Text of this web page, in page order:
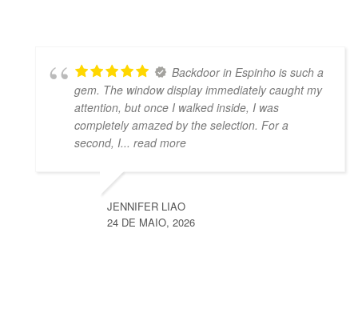
Backdoor in Espinho is such a
gem. The window display immediately caught my
attention, but once I walked inside, I was
completely amazed by the selection. For a
second, I... read more
JENNIFER LIAO
24 DE MAIO, 2026